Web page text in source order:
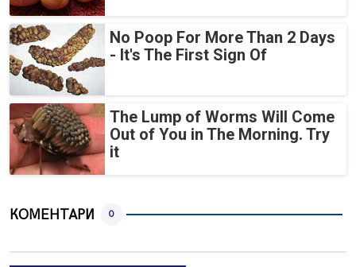
No Poop For More Than 2 Days
- It's The First Sign Of
The Lump of Worms Will Come
Out of You in The Morning. Try
it
КОМЕНТАРИ 0